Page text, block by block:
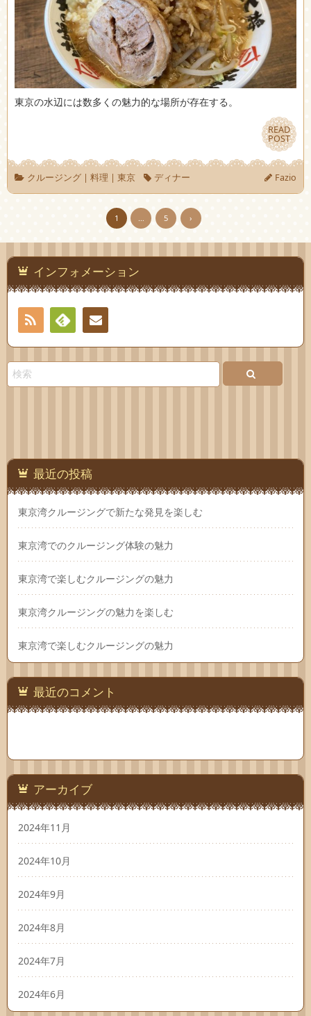
東京の水辺には数多くの魅力的な場所が存在する。
READ
POST
READ
POST
クルージング| 料理 | 東京 ディナー Fazio
1 … 5 ›
インフォメーション
RSS
Feedlyお問
最近の投稿
東京湾クルージングで新たな発見を楽しむ
東京湾でのクルージング体験の魅力
東京湾で楽しむクルージングの魅力
東京湾クルージングの魅力を楽しむ
東京湾で楽しむクルージングの魅力
最近のコメント
アーカイブ
2024年11月
2024年10月
2024年9月
2024年8月
2024年7月
2024年6月